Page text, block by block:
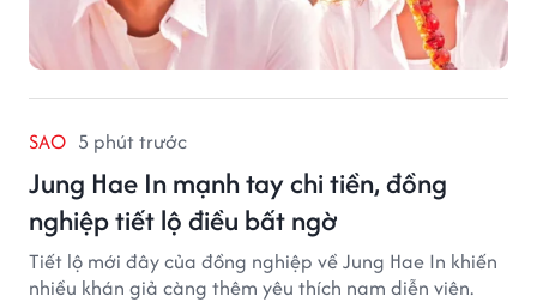
SAO 5 phút trước
Jung Hae In mạnh tay chi tiền, đồng
nghiệp tiết lộ điều bất ngờ
Tiết lộ mới đây của đồng nghiệp về Jung Hae In khiến
nhiều khán giả càng thêm yêu thích nam diễn viên.